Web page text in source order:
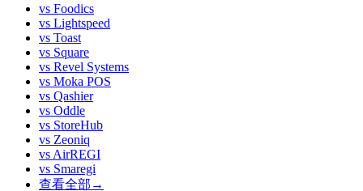
vs Foodics
vs Lightspeed
vs Toast
vs Square
vs Revel Systems
vs Moka POS
vs Qashier
vs Oddle
vs StoreHub
vs Zeoniq
vs AirREGI
vs Smaregi
查看全部 →